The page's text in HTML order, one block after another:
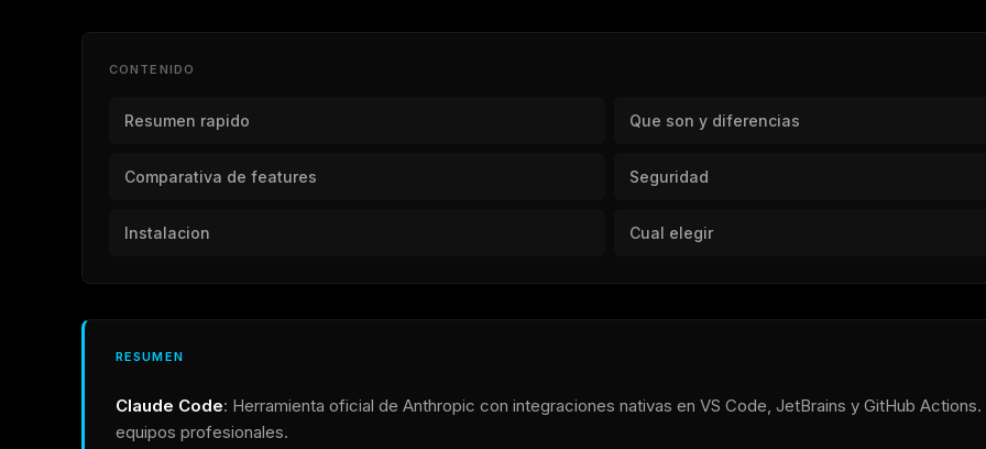
CONTENIDO
Resumen rapido Que son y diferencias
Comparativa de features Seguridad
Instalacion Cual elegir
RESUMEN
Claude Code: Herramienta oficial de Anthropic con integraciones nativas en VS Code, JetBrains y GitHub Actions.
equipos profesionales.